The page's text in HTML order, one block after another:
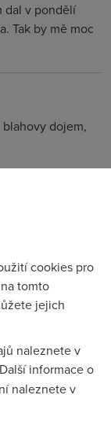
dal v pondělí
Tak by mě moc
dojem,
výpověď stáhnul
jen porucha :(
ne tak prenos,
ani nestacim
cookies pro
tomto
jejich
naleznete v
informace o
naleznete v